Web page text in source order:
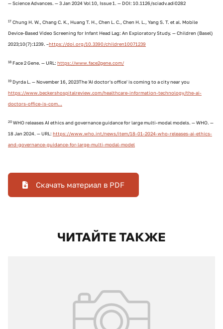
— Science Advances. — 3 Jan 2024 Vol 10, Issue 1. — DOI: 10.1126/sciadv.adi0282
17 Chung H. W., Chang C. K., Huang T. H., Chen L. C., Chen H. L., Yang S. T. et al. Mobile
Device-Based Video Screening for Infant Head Lag: An Exploratory Study. — Children (Basel)
2023;10(7):1239. –https://doi.org/10.3390/children10071239
18 Face 2 Gene. — URL: https://www.face2gene.com/
19 Dyrda L. — November 16, 2023The 'AI doctor's office' is coming to a city near you
https://www.beckershospitalreview.com/healthcare-information-technology/the-ai-
doctors-office-is-com...
20 WHO releases AI ethics and governance guidance for large multi-modal models. — WHO. —
18 Jan 2024. — URL: https://www.who.int/news/item/18-01-2024-who-releases-ai-ethics-
and-governance-guidance-for-large-multi-modal-model
Скачать материал в PDF
ЧИТАЙТЕ ТАКЖЕ